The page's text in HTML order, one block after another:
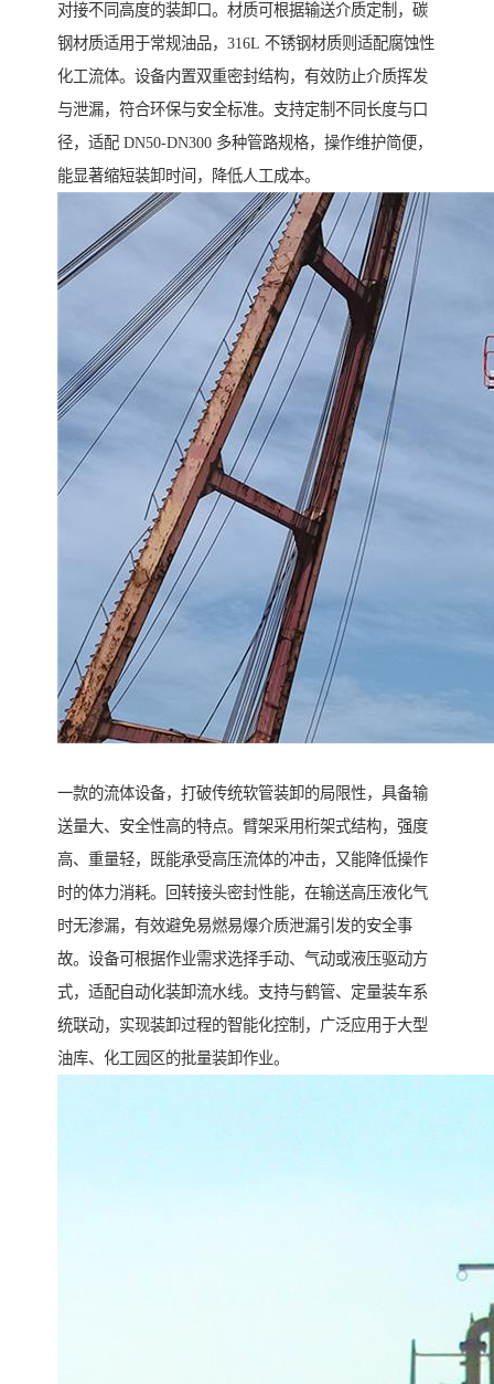
对接不同高度的装卸口。材质可根据输送介质定制，碳
钢材质适用于常规油品，316L 不锈钢材质则适配腐蚀性
化工流体。设备内置双重密封结构，有效防止介质挥发
与泄漏，符合环保与安全标准。支持定制不同长度与口
径，适配 DN50-DN300 多种管路规格，操作维护简便，
能显著缩短装卸时间，降低人工成本。
一款的流体设备，打破传统软管装卸的局限性，具备输
送量大、安全性高的特点。臂架采用桁架式结构，强度
高、重量轻，既能承受高压流体的冲击，又能降低操作
时的体力消耗。回转接头密封性能，在输送高压液化气
时无渗漏，有效避免易燃易爆介质泄漏引发的安全事
故。设备可根据作业需求选择手动、气动或液压驱动方
式，适配自动化装卸流水线。支持与鹤管、定量装车系
统联动，实现装卸过程的智能化控制，广泛应用于大型
油库、化工园区的批量装卸作业。